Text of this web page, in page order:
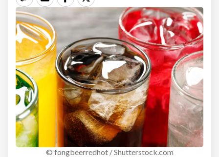
© fongbeerredhot / Shutterstock.com